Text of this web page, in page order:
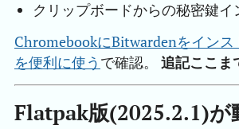
クリップボードからの秘密鍵イ
ChromebookにBitwardenをインス
を便利に使う で確認。 追記ここま
Flatpak版(2025.2.1)が